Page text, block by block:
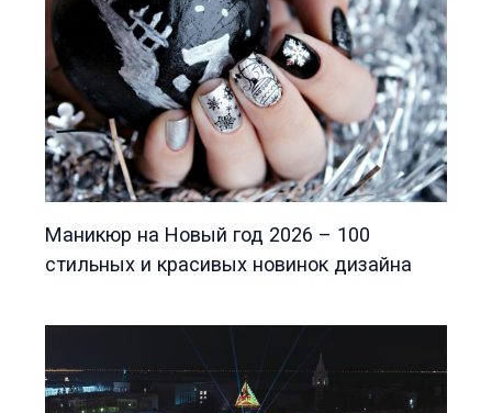
Маникюр на Новый год 2026 – 100
стильных и красивых новинок дизайна